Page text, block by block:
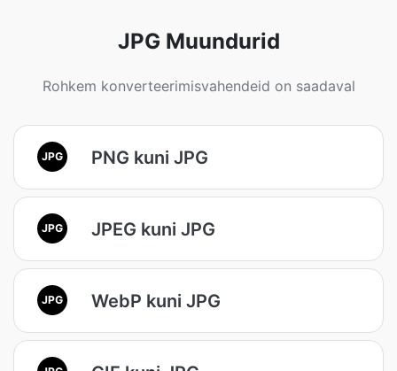
JPG Muundurid
Rohkem konverteerimisvahendeid on saadaval
JPG PNG kuni JPG
JPG JPEG kuni JPG
JPG WebP kuni JPG